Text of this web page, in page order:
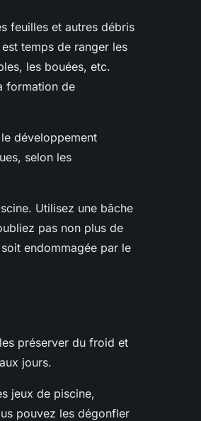
feuilles et autres débris
temps de ranger les
les bouées, etc.
formation de
développement
selon les
Utilisez une bâche
pas non plus de
endommagée par le
préserver du froid et
jours.
jeux de piscine,
pouvez les dégonfler